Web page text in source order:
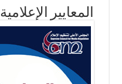
المعايير الإعلامية